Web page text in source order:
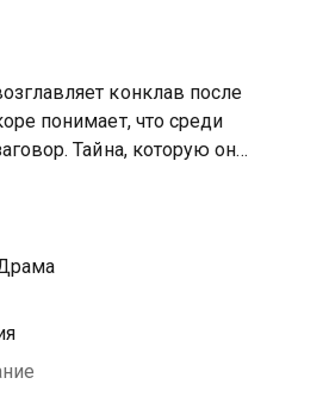
конклав после
понимает, что среди
Тайна, которую он
судьбу Церкви и